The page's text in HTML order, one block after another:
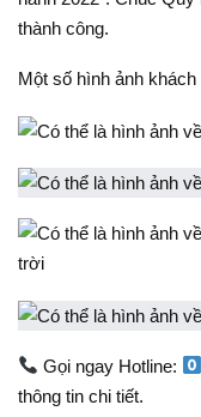
thành công.
Một số hình ảnh
Gọi ngay Hotline:
thông tin chi tiết.